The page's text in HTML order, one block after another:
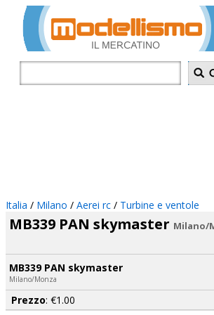
Italia / Milano / Aerei rc / Turbine e ventole
MB339 PAN skymaster Milano/
MB339 PAN skymaster
Milano/Monza
Prezzo: €1.00